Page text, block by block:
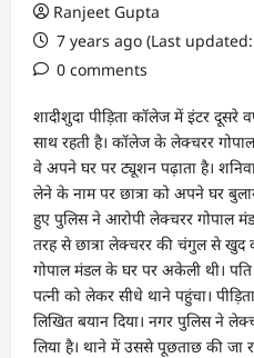
Ranjeet Gupta
7 years ago (Last
0 comments
शादीशुदा पीड़िता कॉलेज में इंटर दूसरे
साथ रहती है। कॉलेज के लेक्चरर
वे अपने घर पर ट्यूशन पढ़ाता है।
लेने के नाम पर छात्रा को अपने घर
हुए पुलिस ने आरोपी लेक्चरर गोपाल
तरह से छात्रा लेक्चरर की चंगुल से खुद
गोपाल मंडल के घर पर अकेली थी। पति
पत्नी को लेकर सीधे थाने पहुंचा।
लिखित बयान दिया। नगर पुलिस ने
लिया है। थाने में उससे पूछताछ की जा